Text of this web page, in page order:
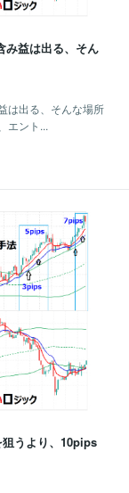
み益は出る、そん
は出る、そんな場所
エント...
狙うより、10pips